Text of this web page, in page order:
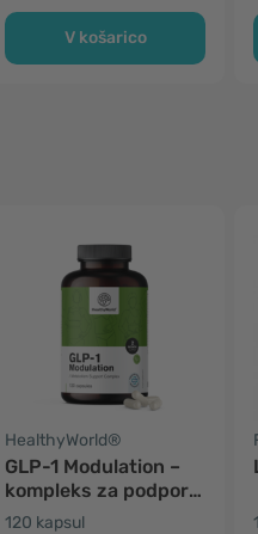
V košarico
HealthyWorld®
GLP-1 Modulation –
kompleks za podporo
metabolizmu
120 kapsul